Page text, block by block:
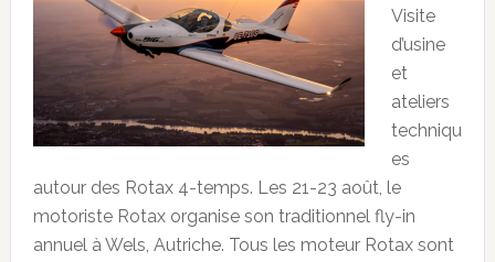
Visite
d’usine
et
ateliers
techniqu
es
autour des Rotax 4-temps. Les 21-23 août, le
motoriste Rotax organise son traditionnel fly-in
annuel à Wels, Autriche. Tous les moteur Rotax sont